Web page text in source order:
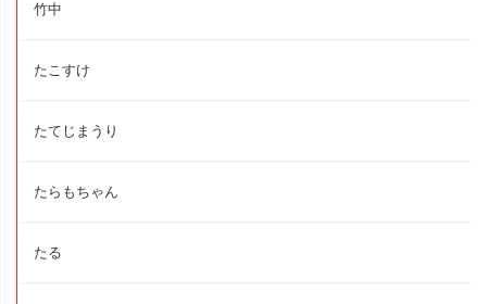
竹中
たこすけ
たてじまうり
たらもちゃん
たる